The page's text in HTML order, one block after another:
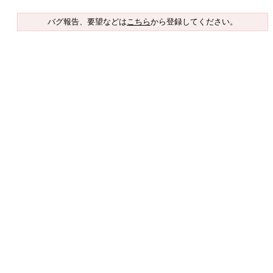
バグ報告、要望などはこちらから登録してください。